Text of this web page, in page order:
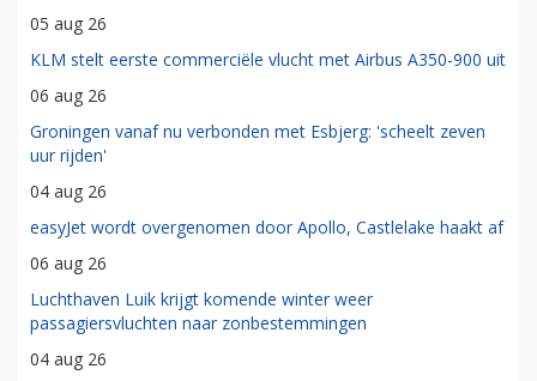
05 aug 26
KLM stelt eerste commerciële vlucht met Airbus A350-900 uit
06 aug 26
Groningen vanaf nu verbonden met Esbjerg: 'scheelt zeven
uur rijden'
04 aug 26
easyJet wordt overgenomen door Apollo, Castlelake haakt af
06 aug 26
Luchthaven Luik krijgt komende winter weer
passagiersvluchten naar zonbestemmingen
04 aug 26